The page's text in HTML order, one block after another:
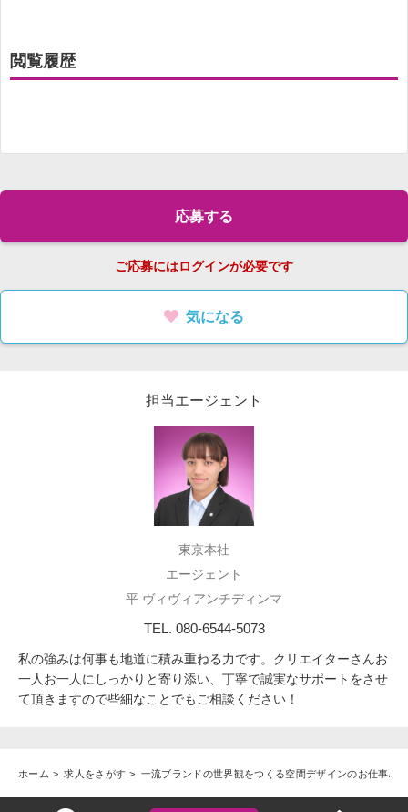
閲覧履歴
応募する
ご応募にはログインが必要です
気になる
担当エージェント
東京本社
エージェント
平 ヴィヴィアンチディンマ
TEL. 080-6544-5073
私の強みは何事も地道に積み重ねる力です。クリエイターさんお
一人お一人にしっかりと寄り添い、丁寧で誠実なサポートをさせ
て頂きますので些細なことでもご相談ください！
ホーム 求人をさがす 一流ブランドの世界観をつくる空間デザインのお仕事/ア